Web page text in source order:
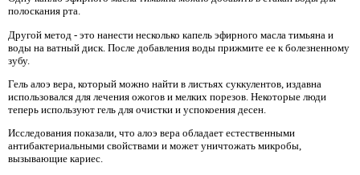
полоскания рта.
Другой метод - это нанести несколько капель эфирного масла тимьяна и
воды на ватный диск. После добавления воды прижмите ее к болезненному
зубу.
Гель алоэ вера, который можно найти в листьях суккулентов, издавна
использовался для лечения ожогов и мелких порезов. Некоторые люди
теперь используют гель для очистки и успокоения десен.
Исследования показали, что алоэ вера обладает естественными
антибактериальными свойствами и может уничтожать микробы,
вызывающие кариес.